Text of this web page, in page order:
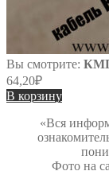
Вы смотрите:
64,20₽
В корзину
«Вся
Фото на